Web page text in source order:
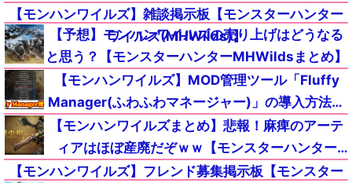
【MHWildsチート改造】
【モンハンワイルズ】雑談掲示板【モンスターハンター
ワイルズ(MHWilds)】
【予想】モンハンワイルズの売り上げはどうなる
と思う？【モンスターハンターMHWildsまとめ】
【モンハンワイルズ】MOD管理ツール「Fluffy
Manager(ふわふわマネージャー)」の導入方法と
使い方｜起動しない(落ちる)時のエラー不具合の
対策対処【MHWildsチート改造】
【モンハンワイルズまとめ】悲報！麻痺のアーテ
ィアはほぼ産廃だぞｗｗ【モンスターハンター
MHWilds】
【モンハンワイルズ】フレンド募集掲示板【モンスター